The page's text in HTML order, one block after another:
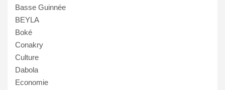
Basse Guinnée
BEYLA
Boké
Conakry
Culture
Dabola
Economie